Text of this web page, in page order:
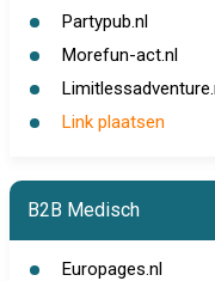
Partypub.nl
Morefun-act.nl
Link plaatsen
B2B Medisch
Europages.nl